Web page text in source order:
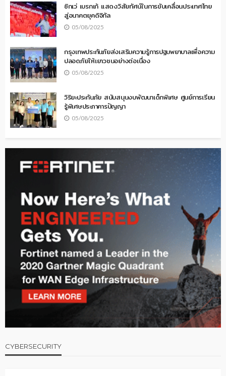
ซิกเว่ เบรกเก้ แสดงวิสัยทัศน์ในการขับเคลื่อนประเทศไทย
สู่อนาคตยุคดิจิทัล
05/08/2025
กรุงเทพประกันภัยส่งเสริมความรู้การปฐมพยาบาลเพื่อความ
ปลอดภัยให้เยาวชนอย่างต่อเนื่อง
05/08/2025
วิริยะประกันภัย สนับสนุนงบพัฒนาเด็กพิเศษ ศูนย์การเรียน
รู้พิเศษประภาคารปัญญา
05/08/2025
CYBERSECURITY